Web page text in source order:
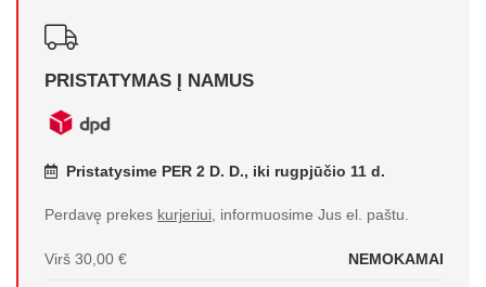
PRISTATYMAS Į NAMUS
Pristatysime PER 2 D. D., iki rugpjūčio 11 d.
Perdavę prekes kurjeriui, informuosime Jus el. paštu.
Virš 30,00 € NEMOKAMAI